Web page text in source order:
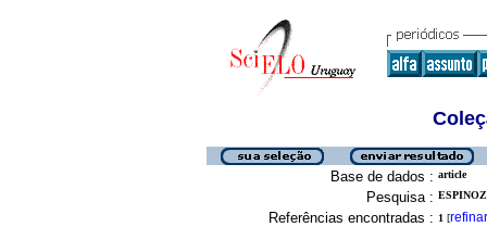
Base de dados : article
Pesquisa :
Referências encontradas : 1 [refinar